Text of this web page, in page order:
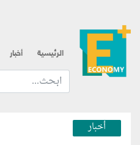
الرئيسية أخبار
ابحث عن... :
أخبار